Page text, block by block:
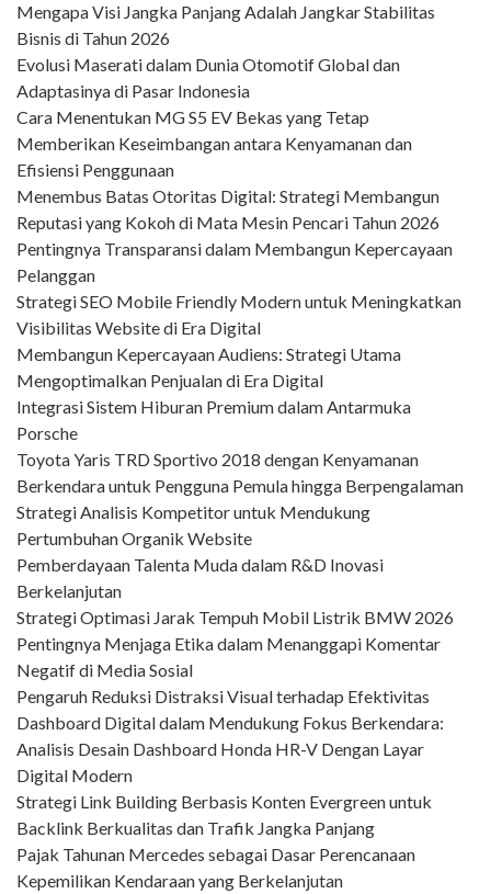
Mengapa Visi Jangka Panjang Adalah Jangkar Stabilitas
Bisnis di Tahun 2026
Evolusi Maserati dalam Dunia Otomotif Global dan
Adaptasinya di Pasar Indonesia
Cara Menentukan MG S5 EV Bekas yang Tetap
Memberikan Keseimbangan antara Kenyamanan dan
Efisiensi Penggunaan
Menembus Batas Otoritas Digital: Strategi Membangun
Reputasi yang Kokoh di Mata Mesin Pencari Tahun 2026
Pentingnya Transparansi dalam Membangun Kepercayaan
Pelanggan
Strategi SEO Mobile Friendly Modern untuk Meningkatkan
Visibilitas Website di Era Digital
Membangun Kepercayaan Audiens: Strategi Utama
Mengoptimalkan Penjualan di Era Digital
Integrasi Sistem Hiburan Premium dalam Antarmuka
Porsche
Toyota Yaris TRD Sportivo 2018 dengan Kenyamanan
Berkendara untuk Pengguna Pemula hingga Berpengalaman
Strategi Analisis Kompetitor untuk Mendukung
Pertumbuhan Organik Website
Pemberdayaan Talenta Muda dalam R&D Inovasi
Berkelanjutan
Strategi Optimasi Jarak Tempuh Mobil Listrik BMW 2026
Pentingnya Menjaga Etika dalam Menanggapi Komentar
Negatif di Media Sosial
Pengaruh Reduksi Distraksi Visual terhadap Efektivitas
Dashboard Digital dalam Mendukung Fokus Berkendara:
Analisis Desain Dashboard Honda HR-V Dengan Layar
Digital Modern
Strategi Link Building Berbasis Konten Evergreen untuk
Backlink Berkualitas dan Trafik Jangka Panjang
Pajak Tahunan Mercedes sebagai Dasar Perencanaan
Kepemilikan Kendaraan yang Berkelanjutan